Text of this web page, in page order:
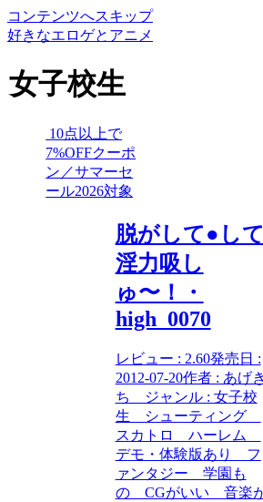
コンテンツへスキップ
好きなエロゲとアニメ
女子校生
10点以上で
7%OFFクーポ
ン／サマーセ
ール2026対象
脱がして●して
淫力吸し
ゅ〜！・
high_0070
レビュー : 2.60発売日 :
2012-07-20作者 : あげき
ち ジャンル : 女子校
生 シューティング
スカトロ ハーレム
デモ・体験版あり フ
ァンタジー 学園も
の CGがいい 音楽